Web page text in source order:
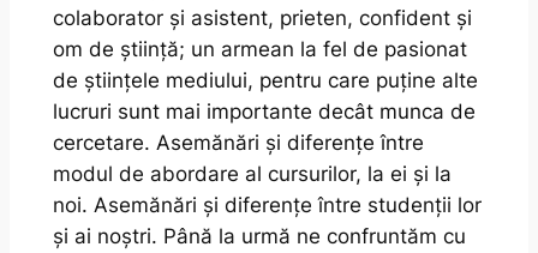
colaborator și asistent, prieten, confident și
om de știință; un armean la fel de pasionat
de științele mediului, pentru care puține alte
lucruri sunt mai importante decât munca de
cercetare. Asemănări și diferențe între
modul de abordare al cursurilor, la ei și la
noi. Asemănări și diferențe între studenții lor
și ai noștri. Până la urmă ne confruntăm cu